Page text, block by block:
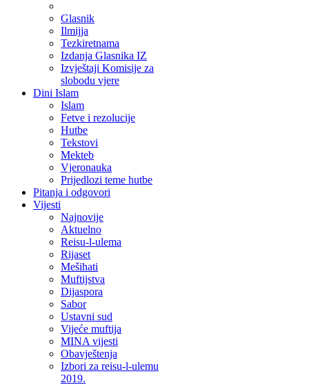
Glasnik
Ilmijja
Tezkiretnama
Izdanja Glasnika IZ
Izvještaji Komisije za
slobodu vjere
Dini Islam
Islam
Fetve i rezolucije
Hutbe
Tekstovi
Mekteb
Vjeronauka
Prijedlozi teme hutbe
Pitanja i odgovori
Vijesti
Najnovije
Aktuelno
Reisu-l-ulema
Rijaset
Mešihati
Muftijstva
Dijaspora
Sabor
Ustavni sud
Vijeće muftija
MINA vijesti
Obavještenja
Izbori za reisu-l-ulemu
2019.